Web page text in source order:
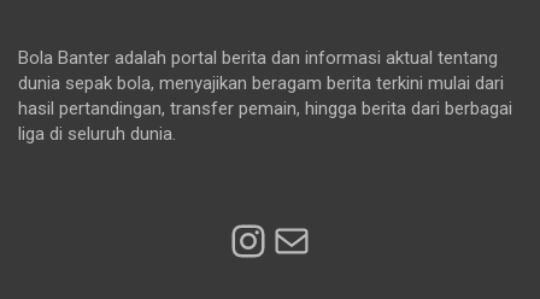
Bola Banter adalah portal berita dan informasi aktual tentang
dunia sepak bola, menyajikan beragam berita terkini mulai dari
hasil pertandingan, transfer pemain, hingga berita dari berbagai
liga di seluruh dunia.
Instagram
Mail